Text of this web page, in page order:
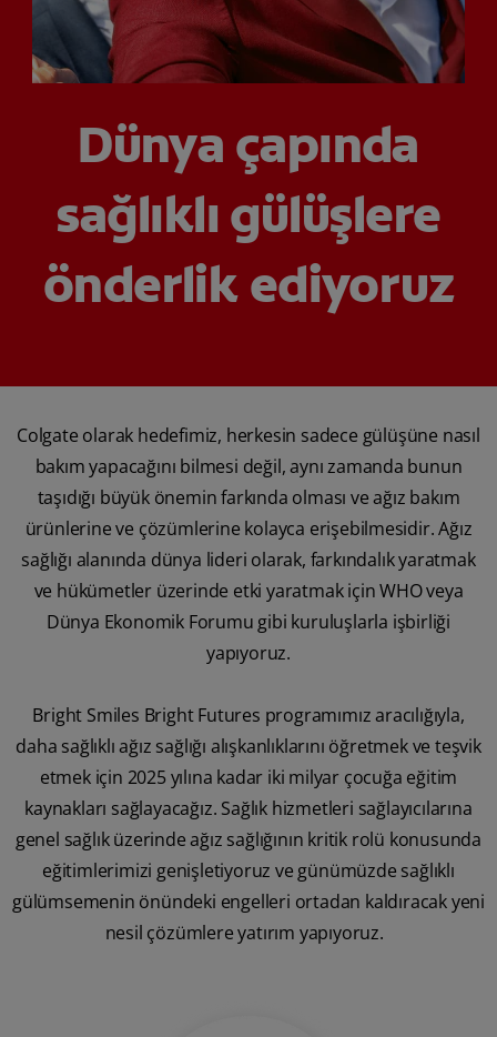
TR (TR)
Dünya çapında
sağlıklı gülüşlere
önderlik ediyoruz
Colgate olarak hedefimiz, herkesin sadece gülüşüne nasıl
bakım yapacağını bilmesi değil, aynı zamanda bunun
taşıdığı büyük önemin farkında olması ve ağız bakım
ürünlerine ve çözümlerine kolayca erişebilmesidir. Ağız
sağlığı alanında dünya lideri olarak, farkındalık yaratmak
ve hükümetler üzerinde etki yaratmak için WHO veya
Dünya Ekonomik Forumu gibi kuruluşlarla işbirliği
yapıyoruz.
Bright Smiles Bright Futures programımız aracılığıyla,
daha sağlıklı ağız sağlığı alışkanlıklarını öğretmek ve teşvik
etmek için 2025 yılına kadar iki milyar çocuğa eğitim
kaynakları sağlayacağız. Sağlık hizmetleri sağlayıcılarına
genel sağlık üzerinde ağız sağlığının kritik rolü konusunda
eğitimlerimizi genişletiyoruz ve günümüzde sağlıklı
gülümsemenin önündeki engelleri ortadan kaldıracak yeni
nesil çözümlere yatırım yapıyoruz.